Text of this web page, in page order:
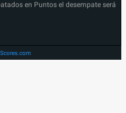
en Puntos el desempate será